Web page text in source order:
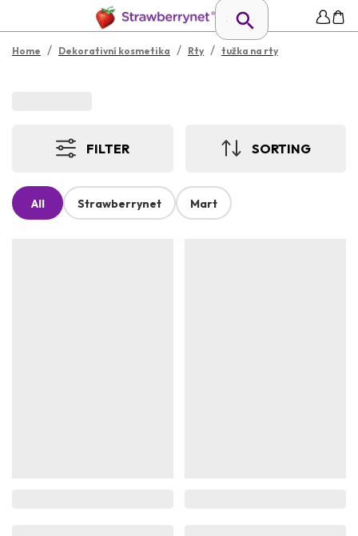
Home / Dekorativní kosmetika / Rty / tužka na rty
FILTER SORTING
All Strawberrynet Mart